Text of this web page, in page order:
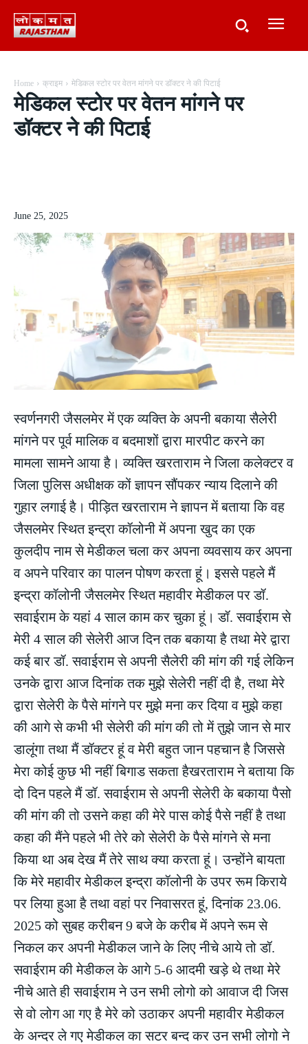
Home क्राइम मेडिकल स्टोर पर वेतन मांगने पर डॉक्टर ने की पिटाई
मेडिकल स्टोर पर वेतन मांगने पर
डॉक्टर ने की पिटाई
June 25, 2025
स्वर्णनगरी जैसलमेर में एक व्यक्ति के अपनी बकाया सैलेरी
मांगने पर पूर्व मालिक व बदमाशों द्वारा मारपीट करने का
मामला सामने आया है। व्यक्ति खरताराम ने जिला कलेक्टर व
जिला पुलिस अधीक्षक कों ज्ञापन सौंपकर न्याय दिलाने की
गुहार लगाई है। पीड़ित खरताराम ने ज्ञापन में बताया कि वह
जैसलमेर स्थित इन्द्रा कॉलोनी में अपना खुद का एक
कुलदीप नाम से मेडीकल चला कर अपना व्यवसाय कर अपना
व अपने परिवार का पालन पोषण करता हूं। इससे पहले मैं
इन्द्रा कॉलोनी जैसलमेर स्थित महावीर मेडीकल पर डॉ.
सवाईराम के यहां 4 साल काम कर चुका हूं। डॉ. सवाईराम से
मेरी 4 साल की सेलेरी आज दिन तक बकाया है तथा मेरे द्वारा
कई बार डॉ. सवाईराम से अपनी सैलेरी की मांग की गई लेकिन
उनके द्वारा आज दिनांक तक मुझे सेलेरी नहीं दी है, तथा मेरे
द्वारा सेलेरी के पैसे मांगने पर मुझे मना कर दिया व मुझे कहा
की आगे से कभी भी सेलेरी की मांग की तो में तुझे जान से मार
डालूंगा तथा मैं डॉक्टर हूं व मेरी बहुत जान पहचान है जिससे
मेरा कोई कुछ भी नहीं बिगाड सकता हैखरताराम ने बताया कि
दो दिन पहले मैं डॉ. सवाईराम से अपनी सेलेरी के बकाया पैसो
की मांग की तो उसने कहा की मेरे पास कोई पैसे नहीं है तथा
कहा की मैंने पहले भी तेरे को सेलेरी के पैसे मांगने से मना
किया था अब देख मैं तेरे साथ क्या करता हूं। उन्होंने बायता
कि मेरे महावीर मेडीकल इन्द्रा कॉलोनी के उपर रूम किराये
पर लिया हुआ है तथा वहां पर निवासरत हूं, दिनांक 23.06.
2025 को सुबह करीबन 9 बजे के करीब में अपने रूम से
निकल कर अपनी मेडीकल जाने के लिए नीचे आये तो डॉ.
सवाईराम की मेडीकल के आगे 5-6 आदमी खड़े थे तथा मेरे
नीचे आते ही सवाईराम ने उन सभी लोगो को आवाज दी जिस
से वो लोग आ गए है मेरे को उठाकर अपनी महावीर मेडीकल
के अन्दर ले गए मेडीकल का सटर बन्द कर उन सभी लोगो ने